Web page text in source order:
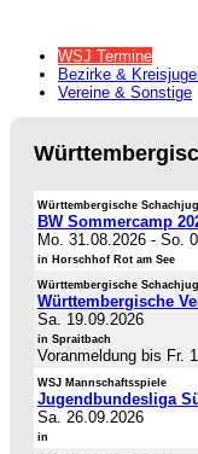
WSJ Termine
Bezirke &
Vereine & Sonstige
Württembergische
BW Sommercamp
Mo. 31.08.2026 - So.
in Horschhof Rot am See
Württembergische
Württembergische
Sa. 19.09.2026
in Spraitbach
Voranmeldung bis Fr.
WSJ Mannschaftsspiele
Jugendbundesliga
Sa. 26.09.2026
in